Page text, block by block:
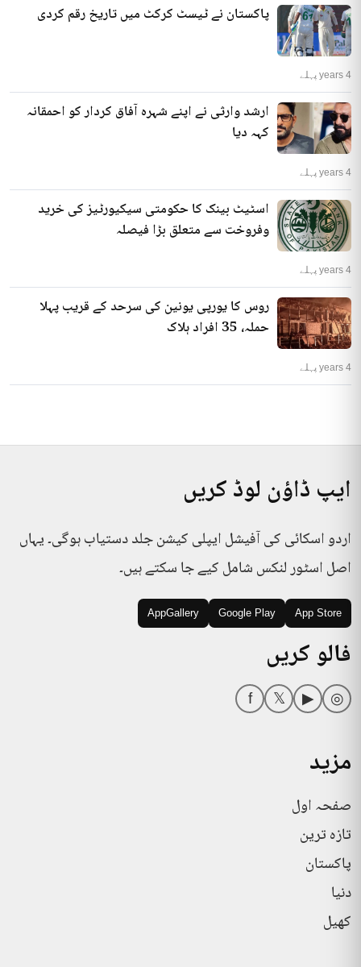
پاکستان نے ٹیسٹ کرکٹ میں تاریخ رقم کردی
4 years پہلے
ارشد وارثی نے اپنے شہرہ آفاق کردار کو احمقانہ
کہہ دیا
4 years پہلے
اسٹیٹ بینک کا حکومتی سیکیورٹیز کی خرید
وفروخت سے متعلق بڑا فیصلہ
4 years پہلے
روس کا یورپی یونین کی سرحد کے قریب پہلا
حملہ، 35 افراد ہلاک
4 years پہلے
ایپ ڈاؤن لوڈ کریں
اردو اسکائی کی آفیشل ایپلی کیشن جلد دستیاب ہوگی۔ یہاں
اصل اسٹور لنکس شامل کیے جا سکتے ہیں۔
App Store
Google Play
AppGallery
فالو کریں
◎
▶
𝕏
f
مزید
صفحہ اول
تازہ ترین
پاکستان
دنیا
کھیل